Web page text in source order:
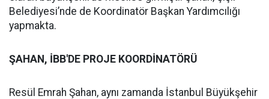
Belediyesi’nde de Koordinatör Başkan Yardımcılığı
yapmakta.
ŞAHAN, İBB'DE PROJE KOORDİNATÖRÜ
Resül Emrah Şahan, aynı zamanda İstanbul Büyükşehir